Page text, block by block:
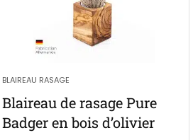
BLAIREAU RASAGE
Blaireau de rasage Pure
Badger en bois d’olivier